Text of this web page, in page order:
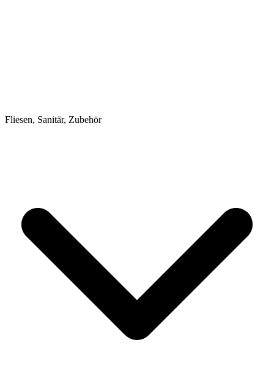
Fliesen, Sanitär, Zubehör